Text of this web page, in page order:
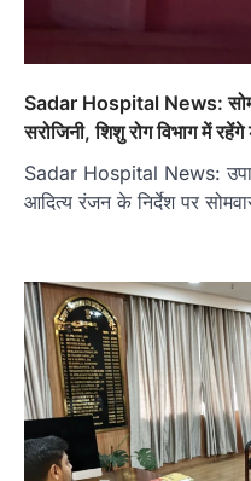
Sadar Hospital News:
सरोजिनी, शिशु रोग विभाग में रहेंगे
Sadar Hospital News:
आदित्य रंजन के निर्देश पर